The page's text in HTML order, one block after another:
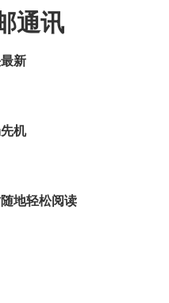
通讯
新
机
地轻松阅读